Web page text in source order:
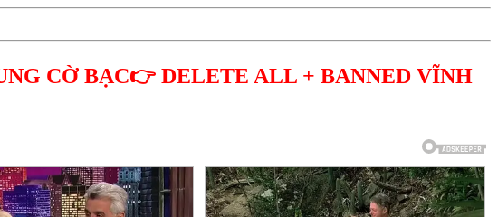
CỜ BẠC👉 DELETE ALL + BANNED VĨNH